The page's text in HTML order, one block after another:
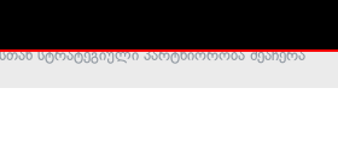
მთავრობა არალეგიტიმურია - ჰელსინკის